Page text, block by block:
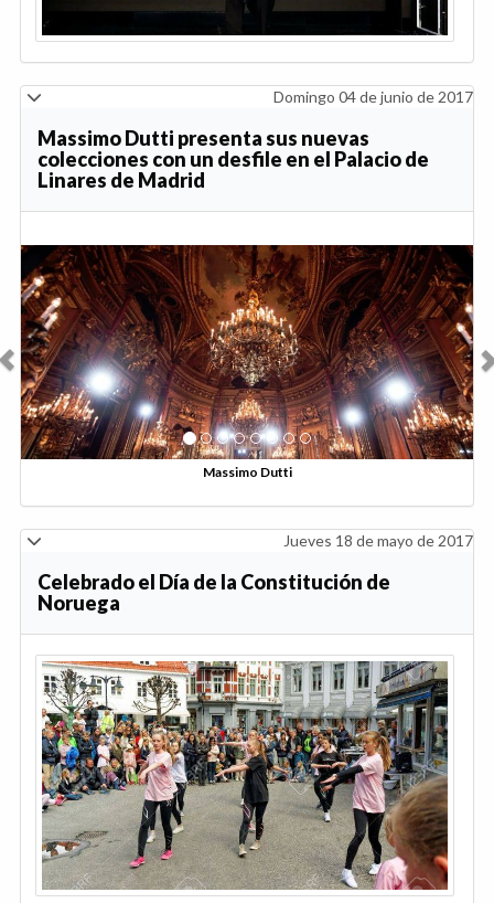
Domingo 04 de junio de 2017
Massimo Dutti presenta sus nuevas
colecciones con un desfile en el Palacio de
Linares de Madrid
Massimo Dutti
Anterior
Jueves 18 de mayo de 2017
Celebrado el Día de la Constitución de
Noruega